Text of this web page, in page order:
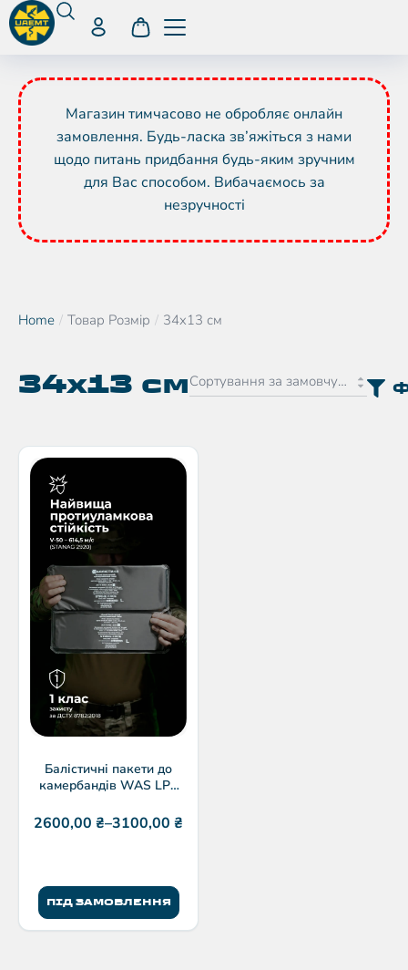
Магазин тимчасово не обробляє онлайн
замовлення. Будь-ласка зв’яжіться з нами
щодо питань придбання будь-яким зручним
для Вас способом. Вибачаємось за
незручності
You are here:
Home Товар Розмір 34x13 см
34x13 см
Балістичні пакети до
камербандів WAS LPC
(Пара)
2600,00 ₴–3100,00 ₴
ПІД ЗАМОВЛЕННЯ